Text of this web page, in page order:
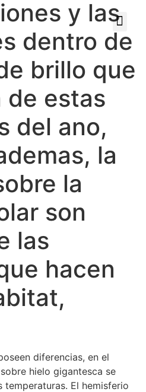
y las
dentro de
brillo que
de estas
del ano,
la
la
son
las
hacen
diferencias, en el
hielo gigantesca se
El hemisferio